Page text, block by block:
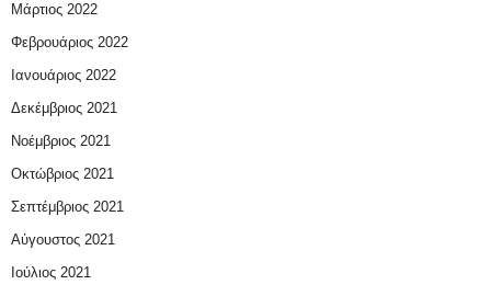
Μάρτιος 2022
Φεβρουάριος 2022
Ιανουάριος 2022
Δεκέμβριος 2021
Νοέμβριος 2021
Οκτώβριος 2021
Σεπτέμβριος 2021
Αύγουστος 2021
Ιούλιος 2021